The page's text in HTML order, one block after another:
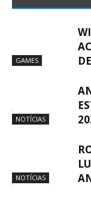
GAMES
NOTÍCIAS
NOTÍCIAS